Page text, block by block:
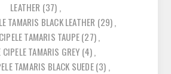
LEATHER (37) ,
TAMARIS BLACK LEATHER (29),
TAMARIS TAUPE(27),
CIPELE TAMARIS GREY (4),
TAMARIS BLACK SUEDE(3) ,